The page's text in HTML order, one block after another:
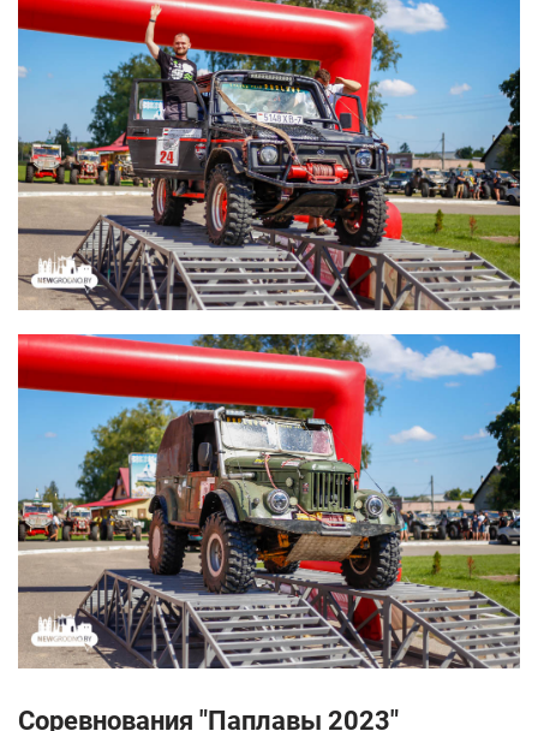
Соревнования "Паплавы 2023"